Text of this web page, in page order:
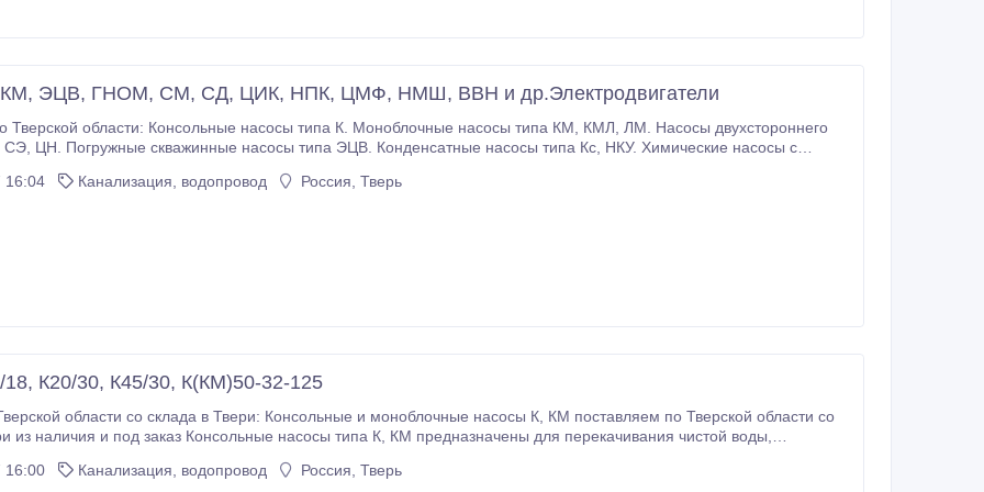
КМ, ЭЦВ, ГНОМ, СМ, СД, ЦИК, НПК, ЦМФ, НМШ, ВВН и др.Электродвигатели
типа К. Моноблочные насосы типа КМ, КМЛ, ЛМ. Насосы двухстороннего
16:04
Канализация, водопровод Россия, Тверь
К20/30, К45/30, К(КМ)50-32-125
области со склада в Твери: Консольные и моноблочные насосы К, КМ поставляем по Тверской области со
и под заказ Консольные насосы типа К, КМ предназначены для перекачивания чистой воды,
одноступенчатые, с односторонним подводом жидкости к рабочему колесу закрытого типа.
16:00 Канализация, водопровод Россия, Тверь